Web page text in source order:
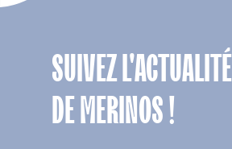
SUIVEZ L'ACTUALITÉ
DE MERINOS !